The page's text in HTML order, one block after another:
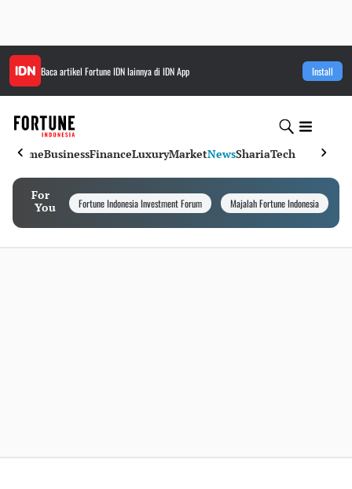
Baca artikel Fortune IDNlainnya di IDN App Install
HomeBusinessFinanceLuxuryMarketNewsShariaTech
For
You
Fortune Indonesia Investment Forum Majalah Fortune Indonesia